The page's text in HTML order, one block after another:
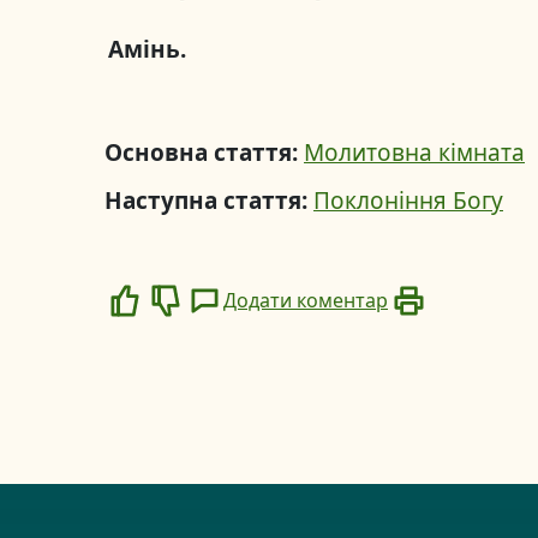
Амінь.
Основна стаття: Молитовна кімната
Наступна стаття: Поклоніння Богу
LikeDislike
Додати коментар